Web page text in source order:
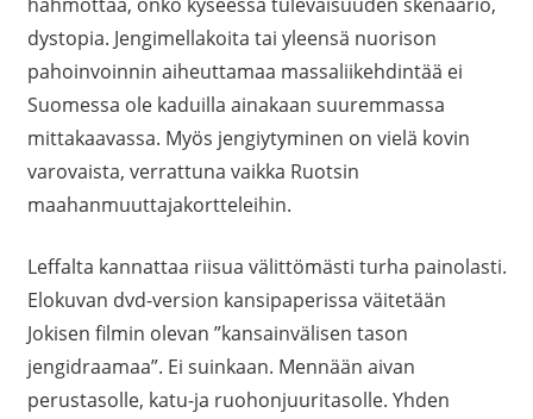
dystopia. Jengimellakoita tai yleensä nuorison
pahoinvoinnin aiheuttamaa massaliikehdintää ei
Suomessa ole kaduilla ainakaan suuremmassa
mittakaavassa. Myös jengiytyminen on vielä kovin
varovaista, verrattuna vaikka Ruotsin
maahanmuuttajakortteleihin.
Leffalta kannattaa riisua välittömästi turha painolasti.
Elokuvan dvd-version kansipaperissa väitetään
Jokisen filmin olevan ”kansainvälisen tason
jengidraamaa”. Ei suinkaan. Mennään aivan
perustasolle, katu-ja ruohonjuuritasolle. Yhden